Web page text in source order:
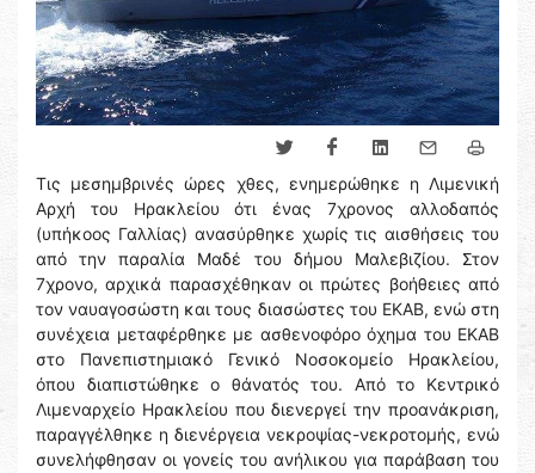
Τις μεσημβρινές ώρες χθες, ενημερώθηκε η Λιμενική
Αρχή του Ηρακλείου ότι ένας 7χρονος αλλοδαπός
(υπήκοος Γαλλίας) ανασύρθηκε χωρίς τις αισθήσεις του
από την παραλία Μαδέ του δήμου Μαλεβιζίου. Στον
7χρονο, αρχικά παρασχέθηκαν οι πρώτες βοήθειες από
τον ναυαγοσώστη και τους διασώστες του ΕΚΑΒ, ενώ στη
συνέχεια μεταφέρθηκε με ασθενοφόρο όχημα του ΕΚΑΒ
στο Πανεπιστημιακό Γενικό Νοσοκομείο Ηρακλείου,
όπου διαπιστώθηκε ο θάνατός του. Από το Κεντρικό
Λιμεναρχείο Ηρακλείου που διενεργεί την προανάκριση,
παραγγέλθηκε η διενέργεια νεκροψίας-νεκροτομής, ενώ
συνελήφθησαν οι γονείς του ανήλικου για παράβαση του